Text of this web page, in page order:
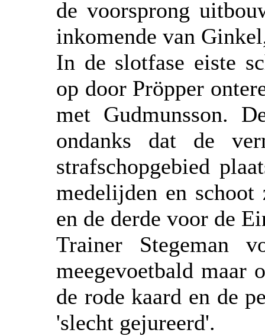
de voorsprong
inkomende van
In de slotfase eiste
op door Pröpper
met Gudmunsson.
ondanks dat de
strafschopgebied
medelijden en
en de derde voor de
Trainer Stegeman
meegevoetbald maar
de rode kaard en de
'slecht gejureerd'.